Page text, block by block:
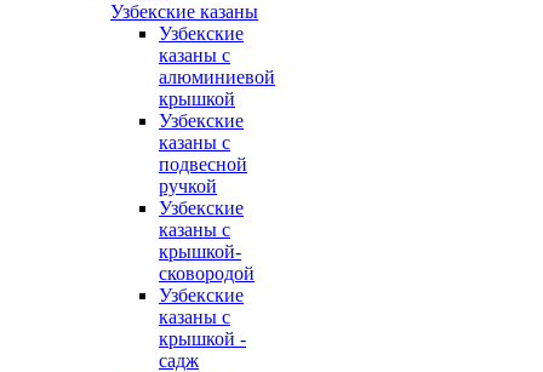
Узбекские казаны
Узбекские
казаны с
алюминиевой
крышкой
Узбекские
казаны с
подвесной
ручкой
Узбекские
казаны с
крышкой-
сковородой
Узбекские
казаны с
крышкой -
садж